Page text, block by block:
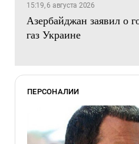
15:19, 6 августа 2026
Азербайджан заявил о
газ Украине
ПЕРСОНАЛИИ